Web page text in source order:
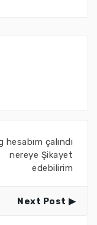
hesabım çalındı
nereye Şikayet
edebilirim
Next Post